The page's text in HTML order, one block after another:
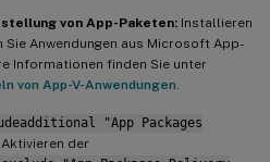
von App-Paketen: Installieren
Sie Anwendungen aus Microsoft App-
Informationen finden Sie unter
von App-V-Anwendungen.
"App Packages
Aktivieren der